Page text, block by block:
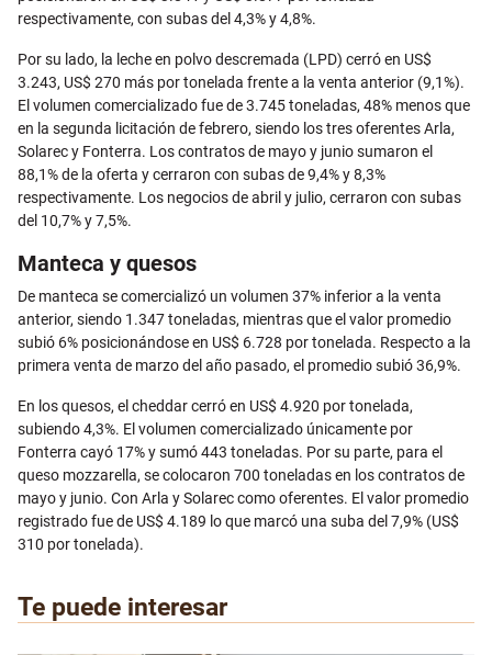
respectivamente, con subas del 4,3% y 4,8%.
Por su lado, la leche en polvo descremada (LPD) cerró en US$
3.243, US$ 270 más por tonelada frente a la venta anterior (9,1%).
El volumen comercializado fue de 3.745 toneladas, 48% menos que
en la segunda licitación de febrero, siendo los tres oferentes Arla,
Solarec y Fonterra. Los contratos de mayo y junio sumaron el
88,1% de la oferta y cerraron con subas de 9,4% y 8,3%
respectivamente. Los negocios de abril y julio, cerraron con subas
del 10,7% y 7,5%.
Manteca y quesos
De manteca se comercializó un volumen 37% inferior a la venta
anterior, siendo 1.347 toneladas, mientras que el valor promedio
subió 6% posicionándose en US$ 6.728 por tonelada. Respecto a la
primera venta de marzo del año pasado, el promedio subió 36,9%.
En los quesos, el cheddar cerró en US$ 4.920 por tonelada,
subiendo 4,3%. El volumen comercializado únicamente por
Fonterra cayó 17% y sumó 443 toneladas. Por su parte, para el
queso mozzarella, se colocaron 700 toneladas en los contratos de
mayo y junio. Con Arla y Solarec como oferentes. El valor promedio
registrado fue de US$ 4.189 lo que marcó una suba del 7,9% (US$
310 por tonelada).
Te puede interesar